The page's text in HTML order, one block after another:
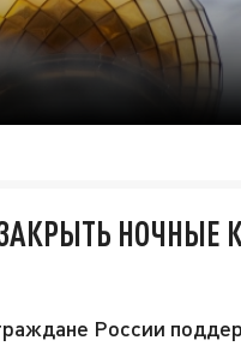
НОЧНЫЕ
России